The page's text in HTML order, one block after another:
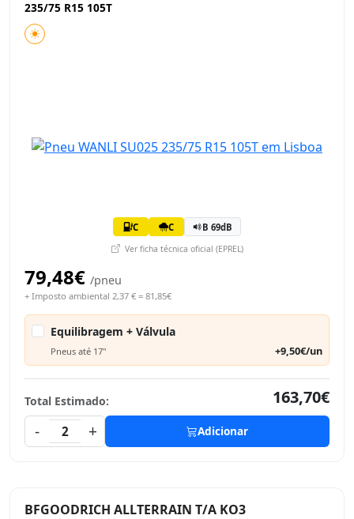
235/75 R15 105T
C C B 69dB
Ver ficha técnica oficial (EPREL)
79,48€ /pneu
+ Imposto ambiental 2,37 € = 81,85€
Equilibragem + Válvula
Pneus até 17" +9,50€/un
Total Estimado:
163,70€
-
2 + Adicionar
BFGOODRICH ALLTERRAIN T/A KO3